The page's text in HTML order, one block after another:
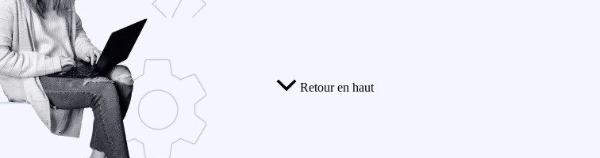
Retour en haut